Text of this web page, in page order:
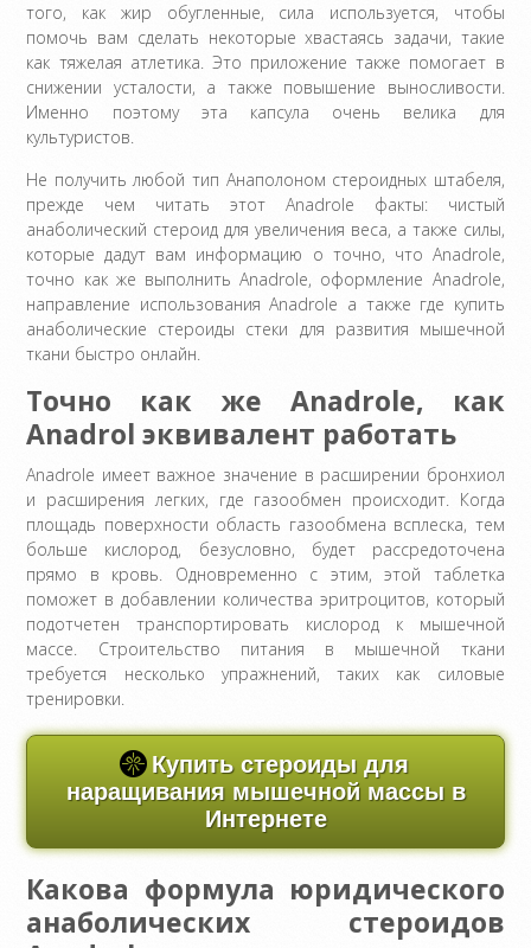
того, как жир обугленные, сила используется, чтобы
помочь вам сделать некоторые хвастаясь задачи, такие
как тяжелая атлетика. Это приложение также помогает в
снижении усталости, а также повышение выносливости.
Именно поэтому эта капсула очень велика для
культуристов.
Не получить любой тип Анаполоном стероидных штабеля,
прежде чем читать этот Anadrole факты: чистый
анаболический стероид для увеличения веса, а также силы,
которые дадут вам информацию о точно, что Anadrole,
точно как же выполнить Anadrole, оформление Anadrole,
направление использования Anadrole а также где купить
анаболические стероиды стеки для развития мышечной
ткани быстро онлайн.
Точно как же Anadrole, как
Anadrol эквивалент работать
Anadrole имеет важное значение в расширении бронхиол
и расширения легких, где газообмен происходит. Когда
площадь поверхности область газообмена всплеска, тем
больше кислород, безусловно, будет рассредоточена
прямо в кровь. Одновременно с этим, этой таблетка
поможет в добавлении количества эритроцитов, который
подотчетен транспортировать кислород к мышечной
массе. Строительство питания в мышечной ткани
требуется несколько упражнений, таких как силовые
тренировки.
Купить стероиды для
наращивания мышечной массы в
Интернете
Какова формула юридического
анаболических стероидов